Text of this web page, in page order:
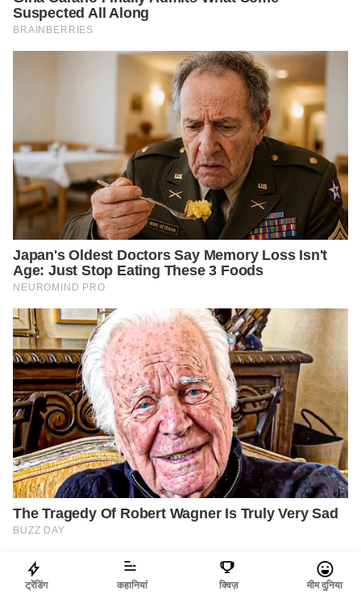
ट्रेंडिंग कहानियां क्विज़ मीम दुनिया